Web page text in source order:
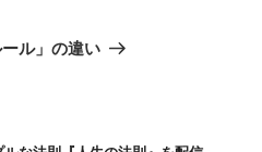
ール」の違い